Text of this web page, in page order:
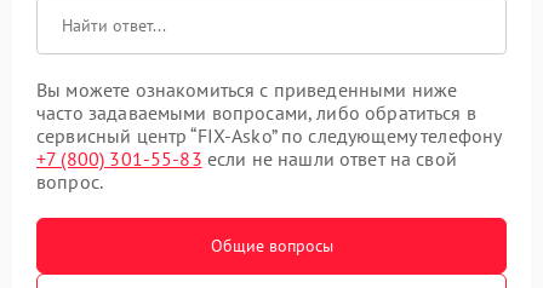
Вы можете ознакомиться с приведенными ниже
часто задаваемыми вопросами, либо обратиться в
сервисный центр “FIX-Asko” по следующему телефону
+7 (800) 301-55-83 если не нашли ответ на свой
вопрос.
Общие вопросы